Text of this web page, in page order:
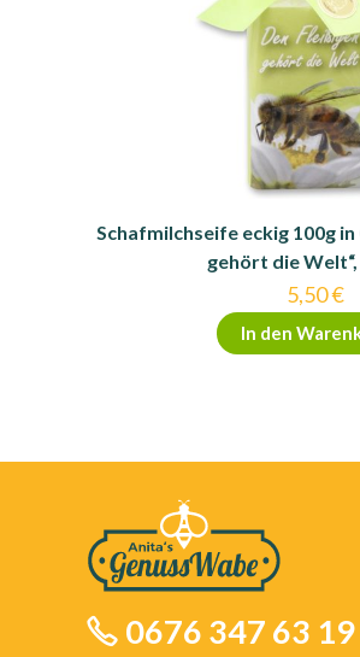
Schafmilchseife eckig 100g in
gehört die
5,50€
In den
0676 347 63 19